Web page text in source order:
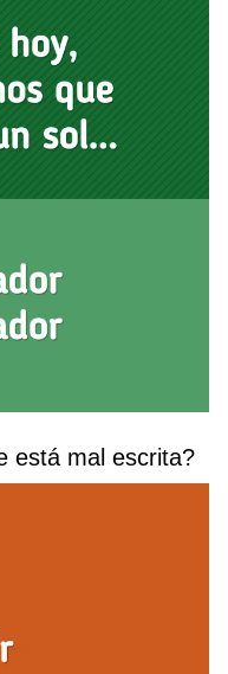
está mal escrita?